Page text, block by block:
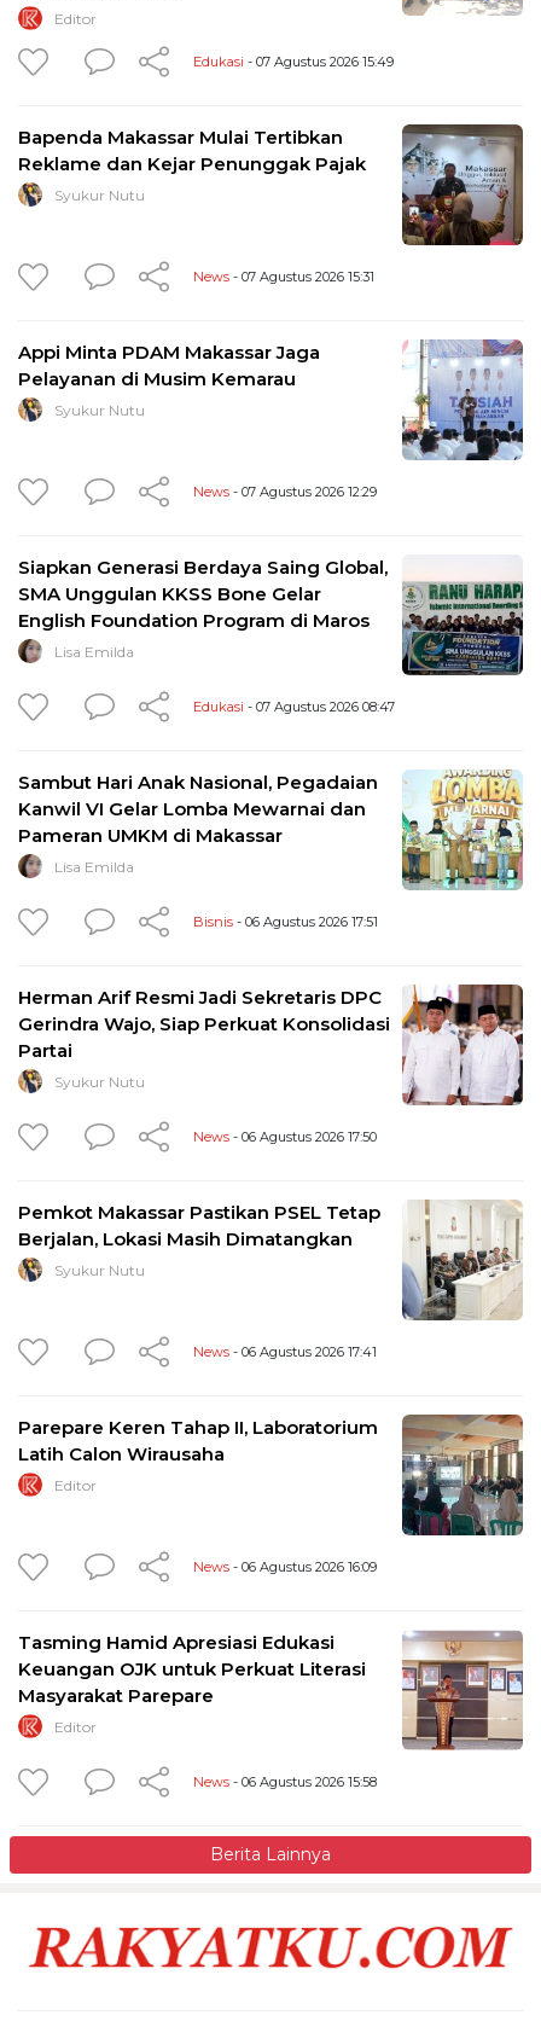
Editor
Edukasi - 07 Agustus 2026 15:49
Bapenda Makassar Mulai Tertibkan
Reklame dan Kejar Penunggak Pajak
Syukur Nutu
News - 07 Agustus 2026 15:31
Appi Minta PDAM Makassar Jaga
Pelayanan di Musim Kemarau
Syukur Nutu
News - 07 Agustus 2026 12:29
Siapkan Generasi Berdaya Saing Global,
SMA Unggulan KKSS Bone Gelar
English Foundation Program di Maros
Lisa Emilda
Edukasi - 07 Agustus 2026 08:47
Sambut Hari Anak Nasional, Pegadaian
Kanwil VI Gelar Lomba Mewarnai dan
Pameran UMKM di Makassar
Lisa Emilda
Bisnis - 06 Agustus 2026 17:51
Herman Arif Resmi Jadi Sekretaris DPC
Gerindra Wajo, Siap Perkuat Konsolidasi
Partai
Syukur Nutu
News - 06 Agustus 2026 17:50
Pemkot Makassar Pastikan PSEL Tetap
Berjalan, Lokasi Masih Dimatangkan
Syukur Nutu
News - 06 Agustus 2026 17:41
Parepare Keren Tahap II, Laboratorium
Latih Calon Wirausaha
Editor
News - 06 Agustus 2026 16:09
Tasming Hamid Apresiasi Edukasi
Keuangan OJK untuk Perkuat Literasi
Masyarakat Parepare
Editor
News - 06 Agustus 2026 15:58
Berita Lainnya